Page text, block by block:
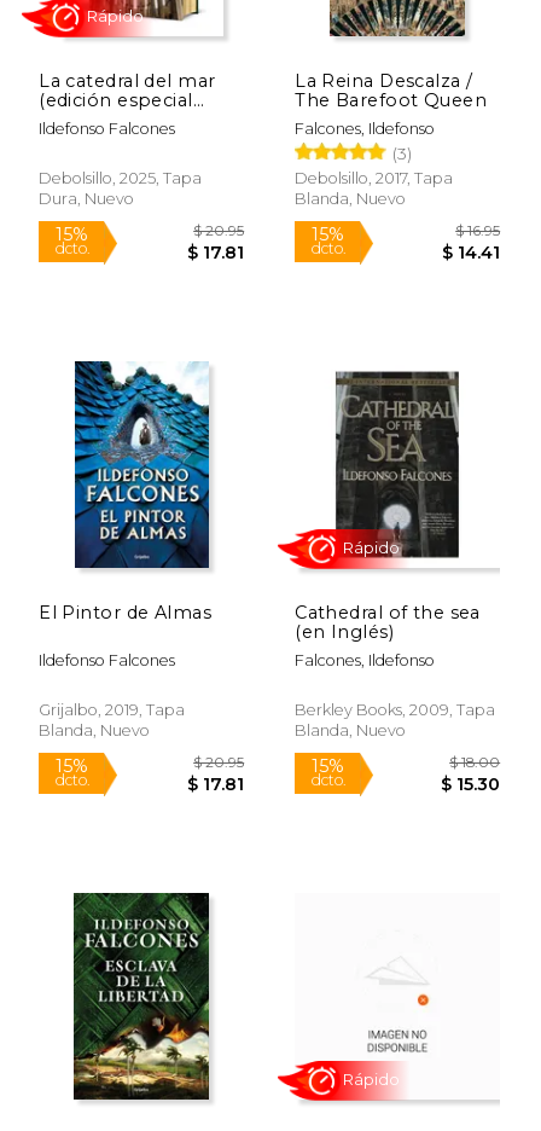
La catedral del mar
(edición especial
limitada)
Ildefonso Falcones
Debolsillo, 2025, Tapa
Dura, Nuevo
15%
dcto.
La Reina Descalza /
The Barefoot Queen
Falcones, Ildefonso
(3)
Debolsillo, 2017, Tapa
Blanda, Nuevo
15%
dcto.
El Pintor de Almas
Ildefonso Falcones
Grijalbo, 2019, Tapa
Blanda, Nuevo
15%
Cathedral of the sea
(en Inglés)
Falcones, Ildefonso
Berkley Books, 2009, Tapa
Blanda, Nuevo
15% $